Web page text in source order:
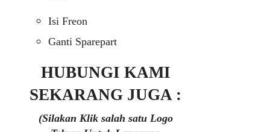
Isi Freon
Ganti Sparepart
HUBUNGI KAMI
SEKARANG JUGA :
(Silakan Klik salah satu Logo